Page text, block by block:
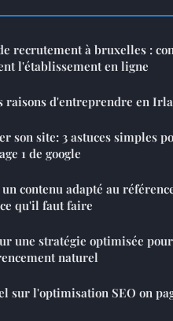
recrutement à bruxelles :
l'établissement en ligne
raisons d'entreprendre en
son site: 3 astuces simples
1 de google
contenu adapté au
qu'il faut faire
une stratégie optimisée
naturel
sur l'optimisation SEO on